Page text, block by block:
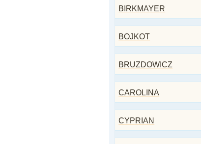
BIRKMAYER
BOJKOT
BRUZDOWICZ
CAROLINA
CYPRIAN